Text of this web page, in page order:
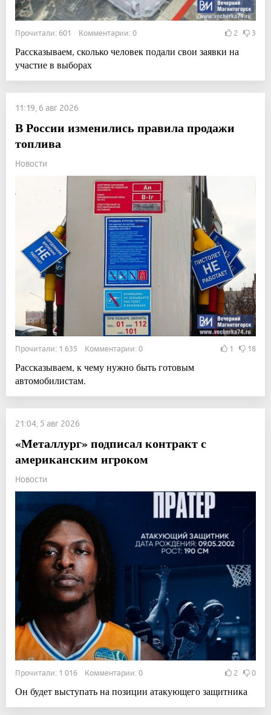
Прочитали: 601 Комментарии: 0 2 3
Рассказываем, сколько человек подали свои заявки на
участие в выборах
11:19, 6 авг 2026
В России изменились правила продажи
топлива
Новости
Прочитали: 1 635 Комментарии: 0 1 18
Рассказываем, к чему нужно быть готовым
автомобилистам.
21:04, 5 авг 2026
«Металлург» подписал контракт с
американским игроком
Новости
Прочитали: 1 016 Комментарии: 0 2 0
Он будет выступать на позиции атакующего защитника